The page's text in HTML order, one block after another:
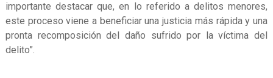
importante destacar que, en lo referido a delitos menores,
este proceso viene a beneficiar una justicia más rápida y una
pronta recomposición del daño sufrido por la víctima del
delito”.